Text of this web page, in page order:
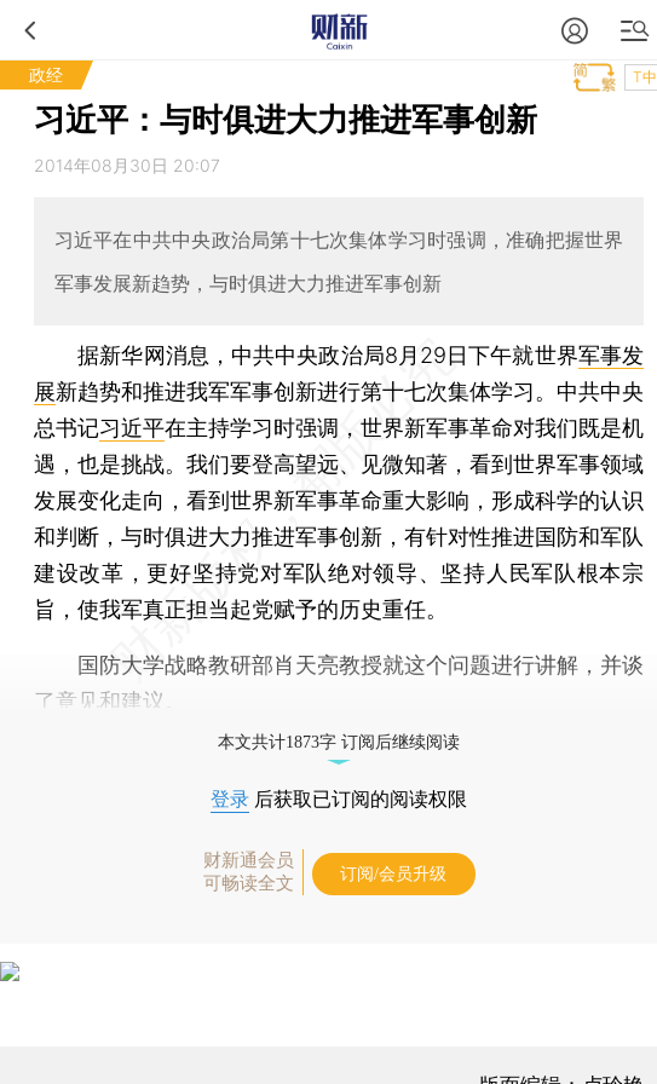
政经 T中
习近平：与时俱进大力推进军事创新
2014年08月30日 20:07
习近平在中共中央政治局第十七次集体学习时强调，准确把握世界
军事发展新趋势，与时俱进大力推进军事创新
据新华网消息，中共中央政治局8月29日下午就世界军事发
展新趋势和推进我军军事创新进行第十七次集体学习。中共中央
总书记习近平在主持学习时强调，世界新军事革命对我们既是机
遇，也是挑战。我们要登高望远、见微知著，看到世界军事领域
发展变化走向，看到世界新军事革命重大影响，形成科学的认识
和判断，与时俱进大力推进军事创新，有针对性推进国防和军队
建设改革，更好坚持党对军队绝对领导、坚持人民军队根本宗
旨，使我军真正担当起党赋予的历史重任。
国防大学战略教研部肖天亮教授就这个问题进行讲解，并谈
了意见和建议。
本文共计1873字 订阅后继续阅读
登录 后获取已订阅的阅读权限
财新通会员
可畅读全文
订阅/会员升级